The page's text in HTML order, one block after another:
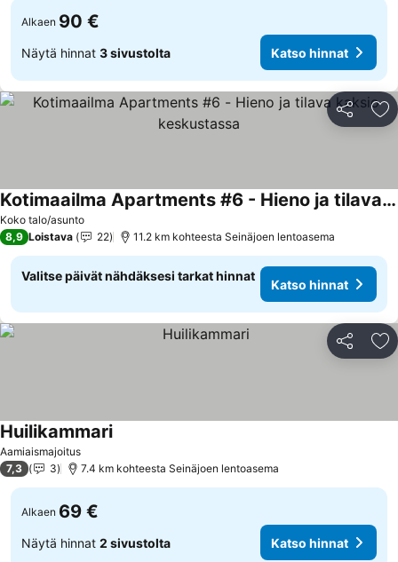
Alkaen 90 €
Näytä hinnat 3 sivustolta Katso hinnat
Jaa
Koko talo/asunto
Kotimaailma Apartments #6 - Hieno ja tilava kaksio keskustassa
8,9 Loistava 22 11.2 km kohteesta Seinäjoen lentoasema
Valitse päivät nähdäksesi tarkat hinnat
Katso hinnat
Jaa
Aamiaismajoitus
Huilikammari
7,3 3 7.4 km kohteesta Seinäjoen lentoasema
Alkaen 69 €
Näytä hinnat 2 sivustolta Katso hinnat